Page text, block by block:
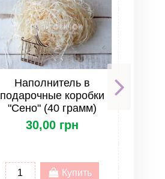
Наполнитель в
подарочные коробки
"Сено" (40 грамм)
30,00 грн
Купить